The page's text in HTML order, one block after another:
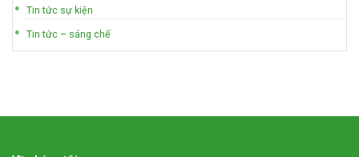
Tin tức sự kiện
Tin tức – sáng chế